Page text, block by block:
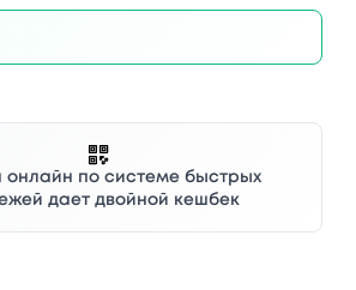
онлайн по системе быстрых
дает двойной кешбек